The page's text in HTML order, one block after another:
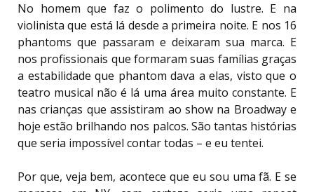
No homem que faz o polimento do lustre. E na
violinista que está lá desde a primeira noite. E nos 16
phantoms que passaram e deixaram sua marca. E
nos profissionais que formaram suas famílias graças
a estabilidade que phantom dava a elas, visto que o
teatro musical não é lá uma área muito constante. E
nas crianças que assistiram ao show na Broadway e
hoje estão brilhando nos palcos. São tantas histórias
que seria impossível contar todas – e eu tentei.
Por que, veja bem, acontece que eu sou uma fã. E se